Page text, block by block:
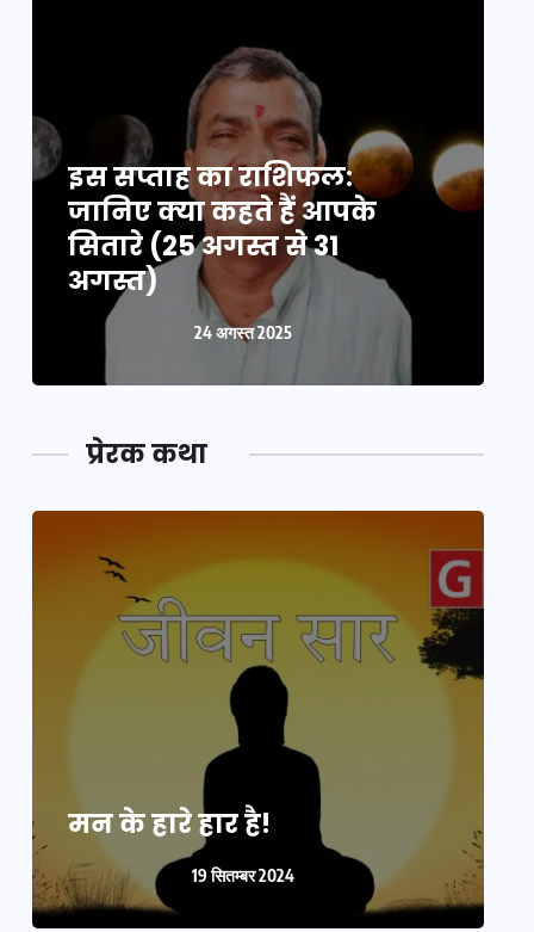
इस सप्ताह का राशिफल:
जानिए क्या कहते हैं आपके
सितारे (25 अगस्त से 31
अगस्त)
24 अगस्त 2025
प्रेरक कथा
मन के हारे हार है!
19 सितम्बर 2024